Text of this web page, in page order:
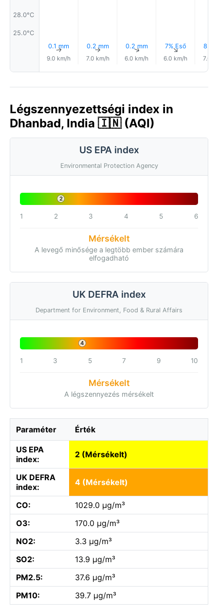
28.0°C
25.0°C
0.1 mm
↑
9.0 km/h
0.2 mm
↑
7.0 km/h
0.2 mm
↑
6.0 km/h
7% Eső
↑
6.0 km/h
8%
7.0
Légszennyezettségi index in
Dhanbad, India 🇮🇳 (AQI)
US EPA index
Environmental Protection Agency
2
1 2 3 4 5 6
Mérsékelt
A levegő minősége a legtöbb ember számára
elfogadható
UK DEFRA index
Department for Environment, Food & Rural Affairs
4
1 3 5 7 9 10
Mérsékelt
A légszennyezés mérsékelt
Paraméter Érték
US EPA
index:
2 (Mérsékelt)
UK DEFRA
index:
4 (Mérsékelt)
CO:
1029.0 µg/m³
O3:
170.0 µg/m³
NO2:
3.3 µg/m³
SO2:
13.9 µg/m³
PM2.5:
37.6 µg/m³
PM10:
39.7 µg/m³